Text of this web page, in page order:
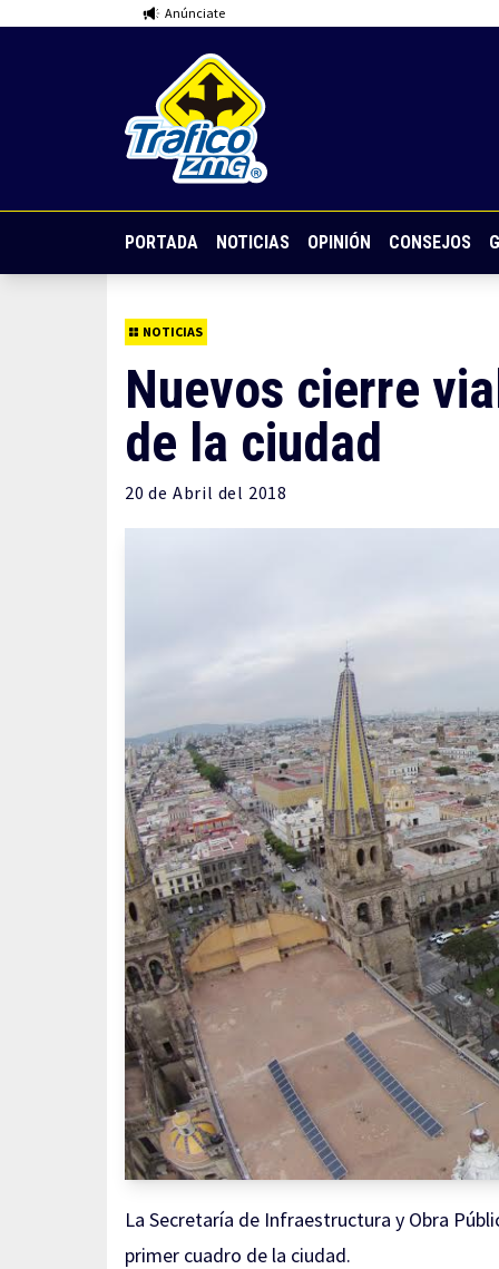
Anúnciate
PORTADA NOTICIAS OPINIÓN CONSEJOS
NOTICIAS
Nuevos cierre
de la ciudad
20 de Abril del 2018
La Secretaría de Infraestructura y Obra
primer cuadro de la ciudad.